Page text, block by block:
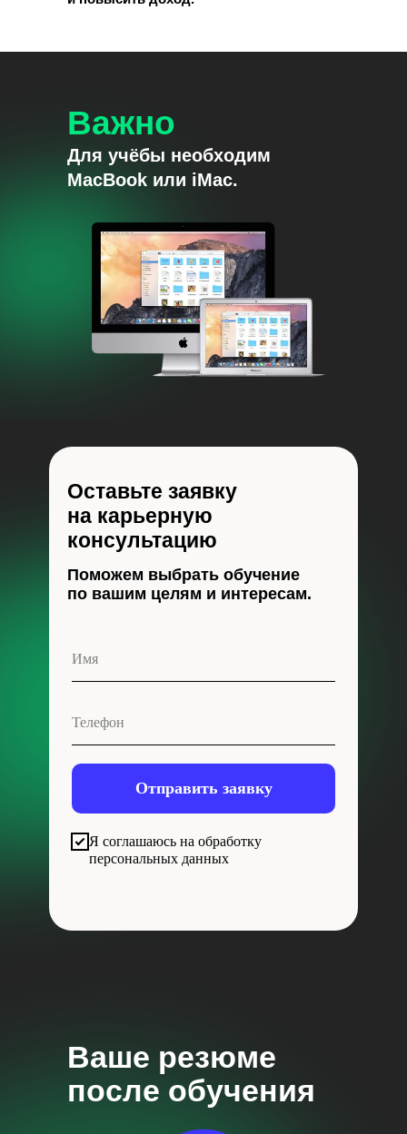
Для учёбы необходим
MacBook или iMac.
Важно
Отправить заявку
Я соглашаюсь на обработку
персональных данных
Оставьте заявку
на карьерную
консультацию
Поможем выбрать обучение
по вашим целям и интересам.
Ваше резюме
после обучения